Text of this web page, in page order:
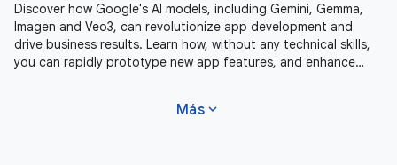
Discover how Google's AI models, including Gemini, Gemma,
Imagen and Veo3, can revolutionize app development and
drive business results. Learn how, without any technical skills,
you can rapidly prototype new app features, and enhance
Más expand_more